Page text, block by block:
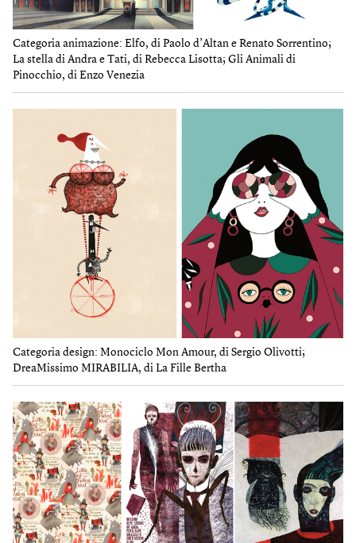
Categoria animazione: Elfo, di Paolo d’Altan e Renato Sorrentino;
La stella di Andra e Tati, di Rebecca Lisotta; Gli Animali di
Pinocchio, di Enzo Venezia
Categoria design: Monociclo Mon Amour, di Sergio Olivotti;
DreaMissimo MIRABILIA, di La Fille Bertha